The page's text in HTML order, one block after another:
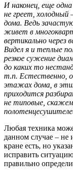
И наконец, еще
не греет,
дома. Ведь
живет в
вертикально через
Видел я и теплые
резкое сужение
до каких то
т.п. Естественно,
этажах дома, в
приходится
не типовые,
Любая техника
данном случае – не
кране есть, но
исправить
правильно